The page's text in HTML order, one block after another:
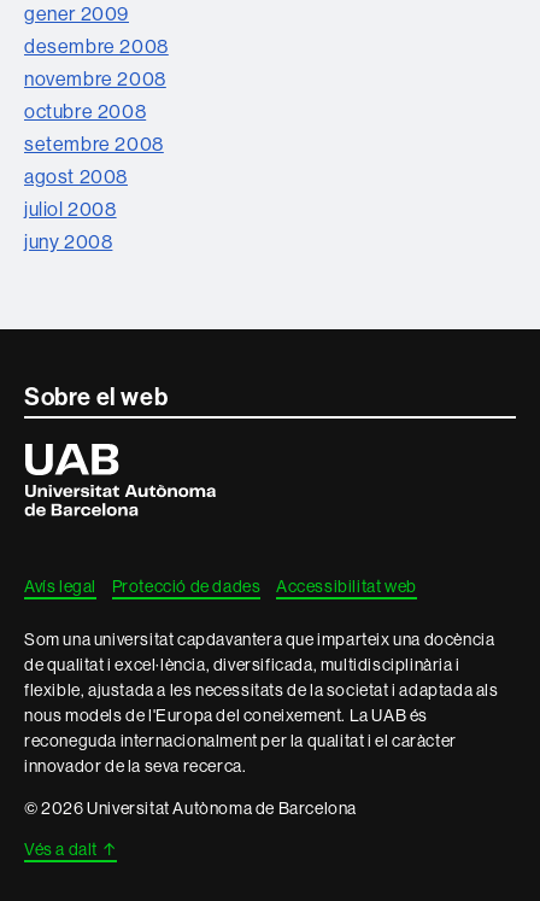
gener 2009
desembre 2008
novembre 2008
octubre 2008
setembre 2008
agost 2008
juliol 2008
juny 2008
Contacte
informació
legal
Sobre el web
Universitat
Autònoma
de
Barcelona
Avís legal Protecció de dades Accessibilitat web
Som una universitat capdavantera que imparteix una docència
de qualitat i excel·lència, diversificada, multidisciplinària i
flexible, ajustada a les necessitats de la societat i adaptada als
nous models de l'Europa del coneixement. La UAB és
reconeguda internacionalment per la qualitat i el caràcter
innovador de la seva recerca.
© 2026 Universitat Autònoma de Barcelona
Vés a dalt ↑